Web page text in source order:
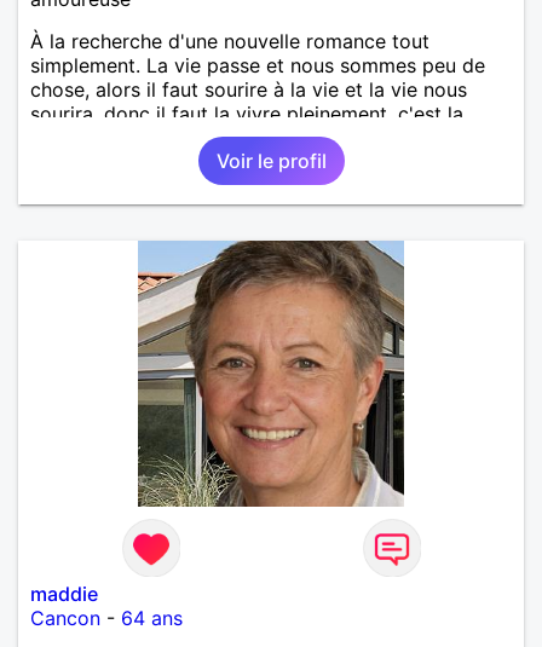
À la recherche d'une nouvelle romance tout
simplement. La vie passe et nous sommes peu de
chose, alors il faut sourire à la vie et la vie nous
sourira, donc il faut la vivre pleinement, c'est la
raison de mon inscription.
Voir le profil
maddie
Cancon - 64 ans